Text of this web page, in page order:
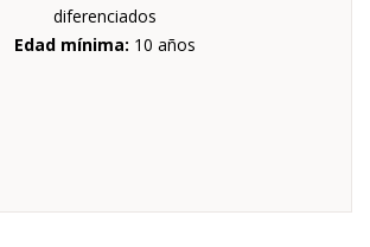
diferenciados
Edad mínima: 10 años